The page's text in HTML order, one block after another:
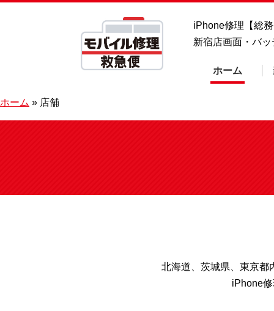
iPhone修理【総
新宿店画面・バ
ホーム
ホーム » 店舗
北海道、茨城県、東京都
iPhone